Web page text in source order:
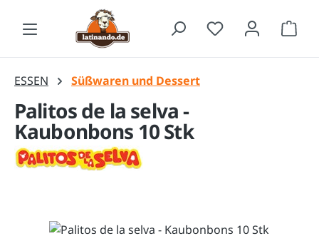
Zum Hauptinhalt springen
ESSEN Süßwaren und Dessert
Palitos de la selva -
Kaubonbons 10 Stk